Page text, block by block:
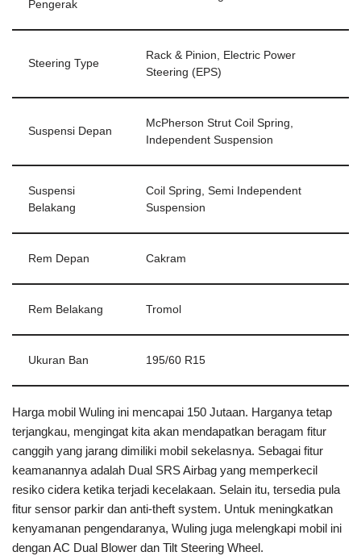
Pengerak
Steering Type
Rack & Pinion, Electric Power
Steering (EPS)
Suspensi Depan
McPherson Strut Coil Spring,
Independent Suspension
Suspensi
Belakang
Coil Spring, Semi Independent
Suspension
Rem Depan Cakram
Rem Belakang Tromol
Ukuran Ban 195/60 R15
Harga mobil Wuling ini mencapai 150 Jutaan. Harganya tetap
terjangkau, mengingat kita akan mendapatkan beragam fitur
canggih yang jarang dimiliki mobil sekelasnya. Sebagai fitur
keamanannya adalah Dual SRS Airbag yang memperkecil
resiko cidera ketika terjadi kecelakaan. Selain itu, tersedia pula
fitur sensor parkir dan anti-theft system. Untuk meningkatkan
kenyamanan pengendaranya, Wuling juga melengkapi mobil ini
dengan AC Dual Blower dan Tilt Steering Wheel.